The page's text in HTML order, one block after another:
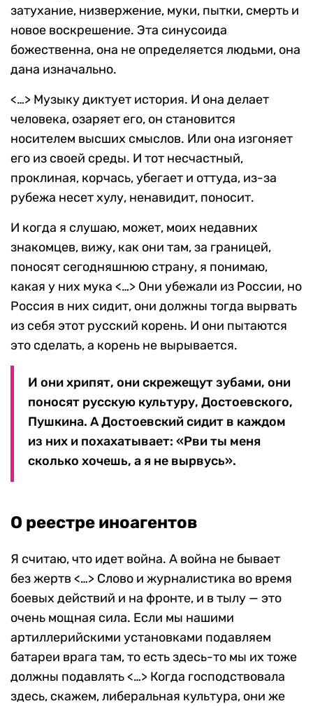
затухание, низвержение, муки, пытки, смерть и
новое воскрешение. Эта синусоида
божественна, она не определяется людьми, она
дана изначально.
<…> Музыку диктует история. И она делает
человека, озаряет его, он становится
носителем высших смыслов. Или она изгоняет
его из своей среды. И тот несчастный,
проклиная, корчась, убегает и оттуда, из-за
рубежа несет хулу, ненавидит, поносит.
И когда я слушаю, может, моих недавних
знакомцев, вижу, как они там, за границей,
поносят сегодняшнюю страну, я понимаю,
какая у них мука <…> Они убежали из России, но
Россия в них сидит, они должны тогда вырвать
из себя этот русский корень. И они пытаются
это сделать, а корень не вырывается.
И они хрипят, они скрежещут зубами, они
поносят русскую культуру, Достоевского,
Пушкина. А Достоевский сидит в каждом
из них и похахатывает: «Рви ты меня
сколько хочешь, а я не вырвусь».
О реестре иноагентов
Я считаю, что идет война. А война не бывает
без жертв <…> Слово и журналистика во время
боевых действий и на фронте, и в тылу — это
очень мощная сила. Если мы нашими
артиллерийскими установками подавляем
батареи врага там, то есть здесь-то мы их тоже
должны подавлять <…> Когда господствовала
здесь, скажем, либеральная культура, они же